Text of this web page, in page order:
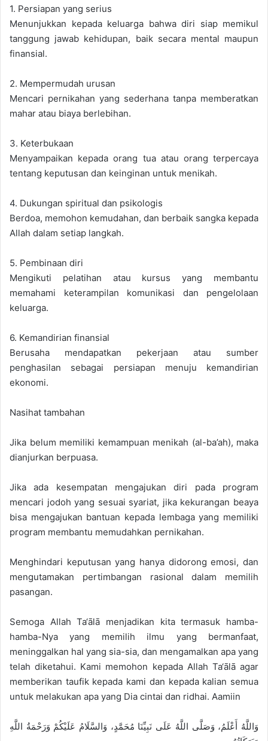
1. Persiapan yang serius
Menunjukkan kepada keluarga bahwa diri siap memikul
tanggung jawab kehidupan, baik secara mental maupun
finansial.
2. Mempermudah urusan
Mencari pernikahan yang sederhana tanpa memberatkan
mahar atau biaya berlebihan.
3. Keterbukaan
Menyampaikan kepada orang tua atau orang terpercaya
tentang keputusan dan keinginan untuk menikah.
4. Dukungan spiritual dan psikologis
Berdoa, memohon kemudahan, dan berbaik sangka kepada
Allah dalam setiap langkah.
5. Pembinaan diri
Mengikuti pelatihan atau kursus yang membantu
memahami keterampilan komunikasi dan pengelolaan
keluarga.
6. Kemandirian finansial
Berusaha mendapatkan pekerjaan atau sumber
penghasilan sebagai persiapan menuju kemandirian
ekonomi.
Nasihat tambahan
Jika belum memiliki kemampuan menikah (al-ba’ah), maka
dianjurkan berpuasa.
Jika ada kesempatan mengajukan diri pada program
mencari jodoh yang sesuai syariat, jika kekurangan beaya
bisa mengajukan bantuan kepada lembaga yang memiliki
program membantu memudahkan pernikahan.
Menghindari keputusan yang hanya didorong emosi, dan
mengutamakan pertimbangan rasional dalam memilih
pasangan.
Semoga Allah Ta‘ālā menjadikan kita termasuk hamba-
hamba-Nya yang memilih ilmu yang bermanfaat,
meninggalkan hal yang sia-sia, dan mengamalkan apa yang
telah diketahui. Kami memohon kepada Allah Ta‘ālā agar
memberikan taufik kepada kami dan kepada kalian semua
untuk melakukan apa yang Dia cintai dan ridhai. Aamiin
وَاللَّهُ أَعْلَمُ، وَصَلَّى اللَّهُ عَلَى نَبِيِّنَا مُحَمَّدٍ، وَالسَّلَامُ عَلَيْكُمْ وَرَحْمَةُ اللَّهِ